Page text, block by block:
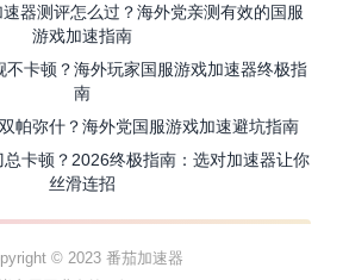
器测评怎么过？海外党亲测有效的国服
游戏加速指南
不卡顿？海外玩家国服游戏加速器终极指
南
帕弥什？海外党国服游戏加速避坑指南
卡顿？2026终极指南：选对加速器让你
丝滑连招
© 2023 番茄加速器